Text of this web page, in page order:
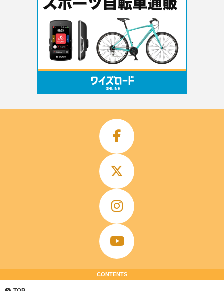
CONTENTS